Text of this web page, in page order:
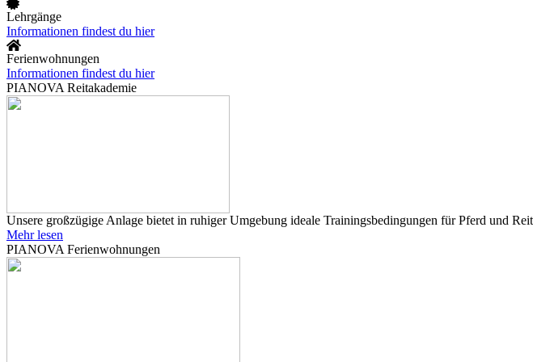
Lehrgänge
Informationen findest du hier
Ferienwohnungen
Informationen findest du hier
PIANOVA Reitakademie
Unsere großzügige Anlage bietet in ruhiger Umgebung ideale Trainingsbedingungen für Pferd und
Mehr lesen
PIANOVA Ferienwohnungen